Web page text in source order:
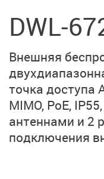
DWL-
Внешняя
точка доступа
MIMO, PoE, IP55,
антеннами и 2
подключения